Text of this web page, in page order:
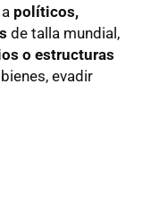
políticos,
de talla mundial,
o estructuras
evadir